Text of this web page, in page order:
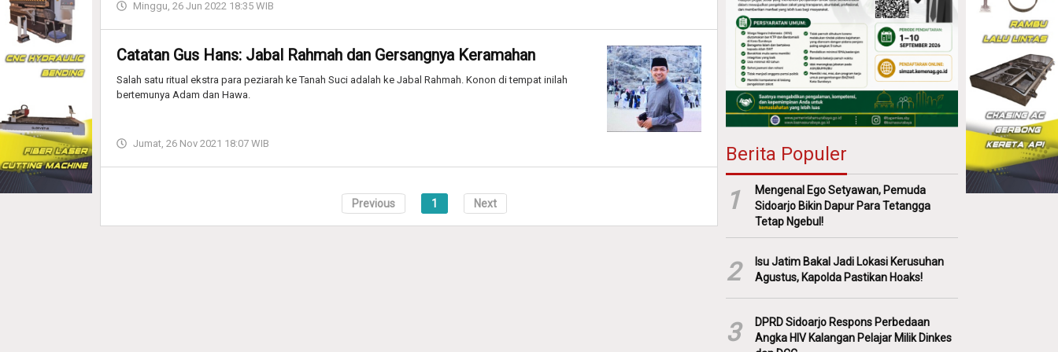
Minggu, 26 Jun 2022 18:35 WIB
Catatan Gus Hans: Jabal Rahmah dan Gersangnya Keramahan
Salah satu ritual ekstra para peziarah ke Tanah Suci adalah ke Jabal Rahmah. Konon di tempat inilah
bertemunya Adam dan Hawa.
Jumat, 26 Nov 2021 18:07 WIB
Previous 1 Next
Berita Populer
1
Mengenal Ego Setyawan, Pemuda
Sidoarjo Bikin Dapur Para Tetangga
Tetap Ngebul!
2
Isu Jatim Bakal Jadi Lokasi Kerusuhan
Agustus, Kapolda Pastikan Hoaks!
3
DPRD Sidoarjo Respons Perbedaan
Angka HIV Kalangan Pelajar Milik Dinkes